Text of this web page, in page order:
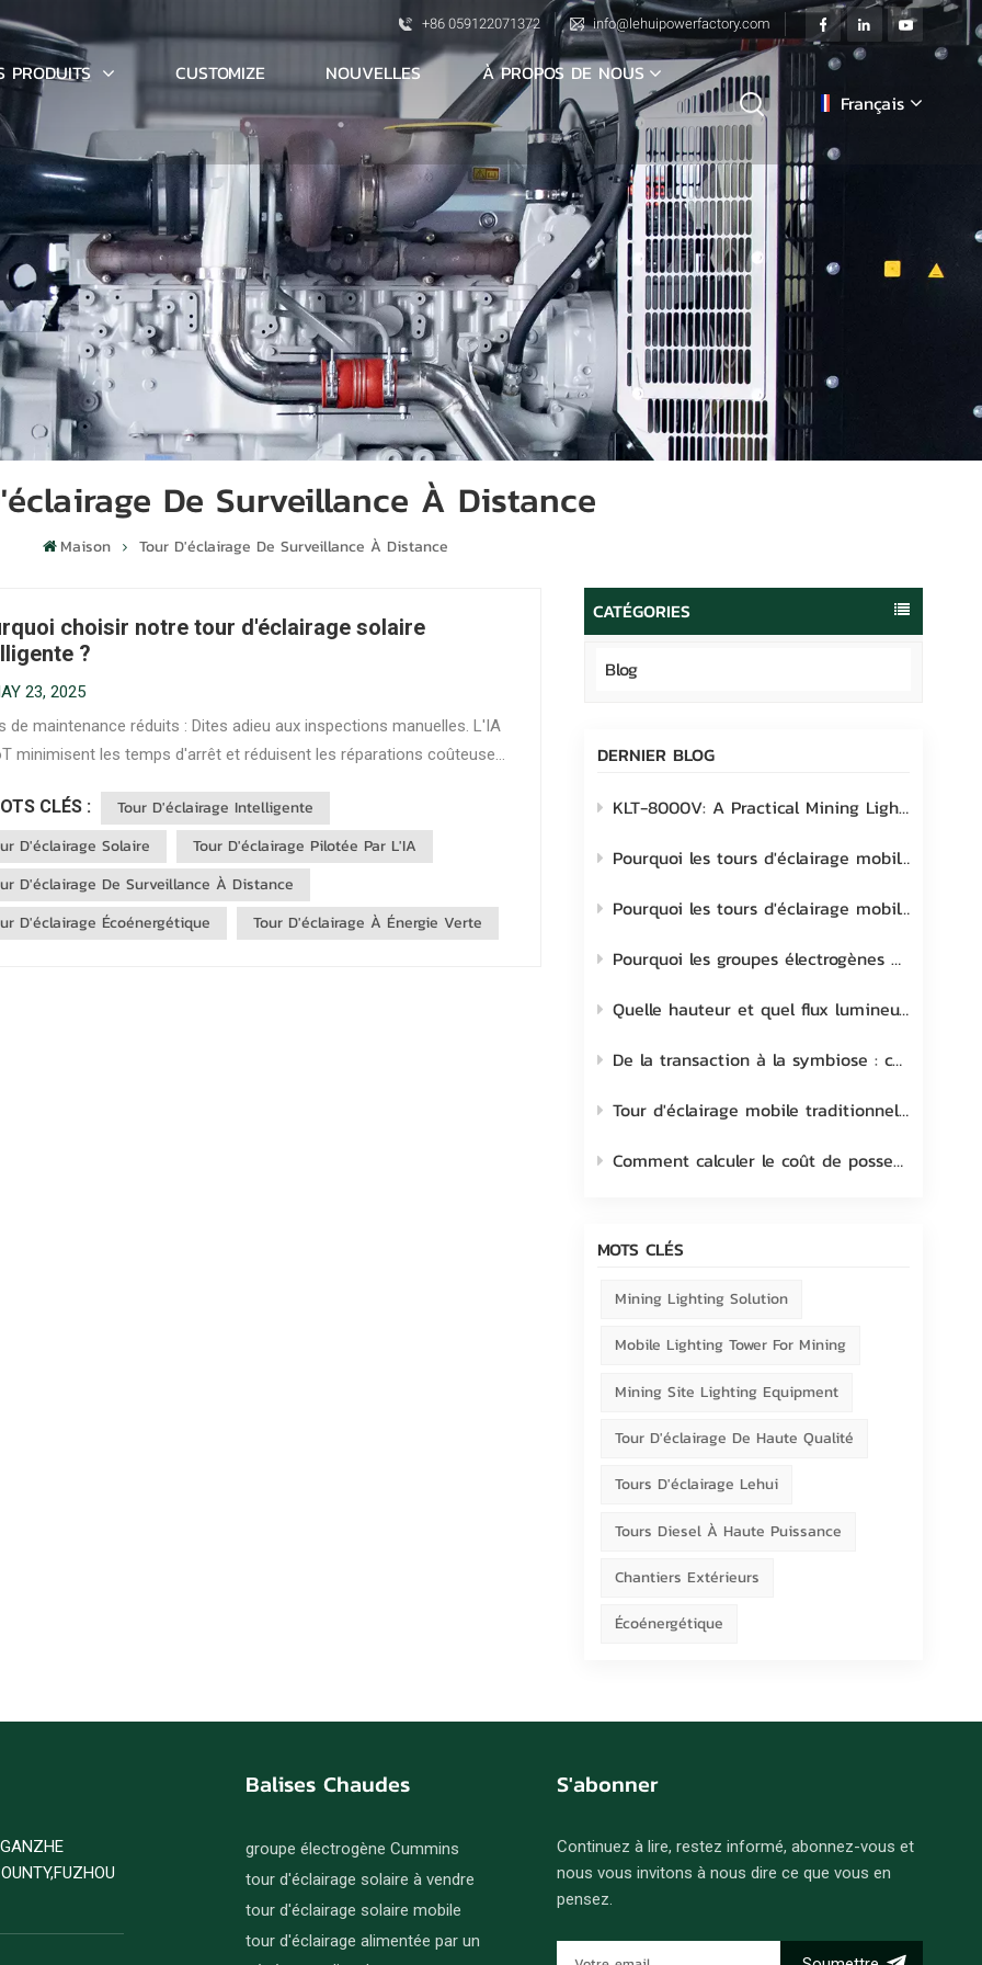
+86 059122071372 info@lehuipowerfactory.com
PRODUITS CUSTOMIZE NOUVELLES À PROPOS DE NOUS
Français
English
français
italiano
русский
Melayu
De Surveillance À Distance
Maison Tour D'éclairage De Surveillance À Distance
CATÉGORIES
Blog
DERNIER BLOG
KLT-8000V: A Practical Mining Lighting Solution Built for Real-World Site Challenges
Pourquoi les tours d'éclairage mobiles Lehui sont le choix idéal pour les chantiers industriels
Pourquoi les tours d'éclairage mobiles transforment les chantiers extérieurs modernes
Pourquoi les groupes électrogènes mobiles pour tours d'éclairage sont-ils à prendre en considération ?
Quelle hauteur et quel flux lumineux choisir pour une tour d'éclairage mobile ?
De la transaction à la symbiose : comment cultiver et renforcer le lien avec le client
Tour d'éclairage mobile traditionnelle à halogénures métalliques vs LED
Comment calculer le coût de possession d'une tour d'éclairage mobile ?
MOTS CLÉS
Mining Lighting Solution
Mobile Lighting Tower For Mining
Mining Site Lighting Equipment
Tour D'éclairage De Haute Qualité
Tours D'éclairage Lehui
Tours Diesel À Haute Puissance
Chantiers Extérieurs
Écoénergétique
choisir notre tour d'éclairage solaire
?
23, 2025
de maintenance réduits : Dites adieu aux inspections manuelles. L'IA
minimisent les temps d'arrêt et réduisent les réparations coûteuses
à l'énergie solaire et gérées par l'IA, nos tours d'éclairage so...
CLÉS :
Tour D'éclairage Intelligente
D'éclairage Solaire
Tour D'éclairage Pilotée Par L'IA
D'éclairage De Surveillance À Distance
D'éclairage Écoénergétique
Tour D'éclairage À Énergie Verte
Balises Chaudes
groupe électrogène Cummins
tour d'éclairage solaire à vendre
tour d'éclairage solaire mobile
tour d'éclairage alimentée par un
S'abonner
Continuez à lire, restez informé, abonnez-vous et
nous vous invitons à nous dire ce que vous en
pensez.